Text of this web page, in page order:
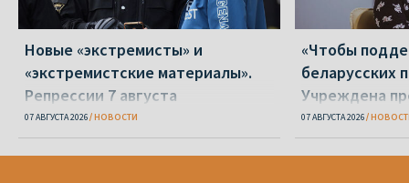
Новые «экстремисты» и
«экстремистские материалы».
Репрессии 7 августа
07 АВГУСТА 2026 НОВОСТИ
«Чтобы
беларусских
Учреждена
Вежновец
07 АВГУСТА 2026